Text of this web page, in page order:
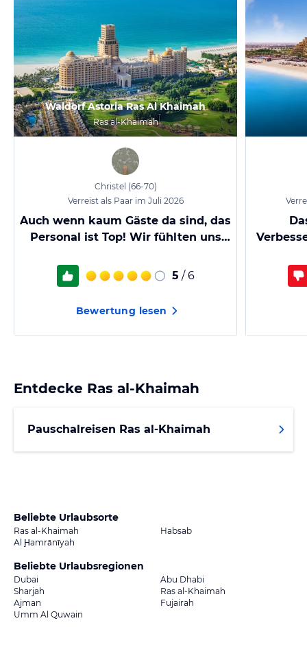
Waldorf Astoria Ras Al Khaimah
Ras al-Khaimah
Christel (66-70)
Verreist als Paar im Juli 2026
Auch wenn kaum Gäste da sind, das
Personal ist Top! Wir fühlten uns
5 / 6
Bewertung lesen
Entdecke Ras al-Khaimah
Pauschalreisen Ras al-Khaimah
Beliebte Urlaubsorte
Ras al-Khaimah
Habsab
Al Ḩamrānīyah
Beliebte Urlaubsregionen
Dubai
Abu Dhabi
Sharjah
Ras al-Khaimah
Ajman
Fujairah
Umm Al Quwain